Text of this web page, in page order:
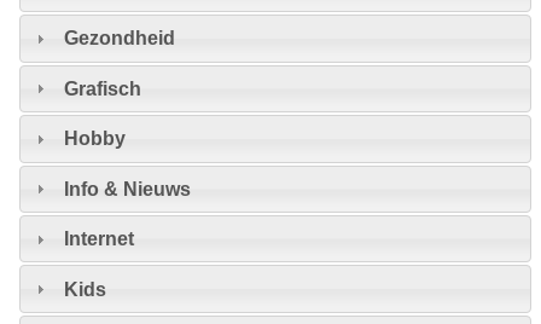
Gezondheid
Grafisch
Hobby
Info & Nieuws
Internet
Kids